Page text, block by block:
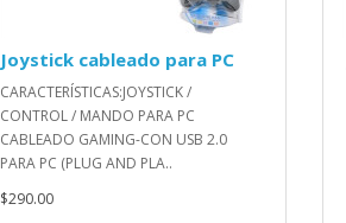
Joystick cableado para PC
CARACTERÍSTICAS:JOYSTICK /
CONTROL / MANDO PARA PC
CABLEADO GAMING-CON USB 2.0
PARA PC (PLUG AND PLA..
$290.00